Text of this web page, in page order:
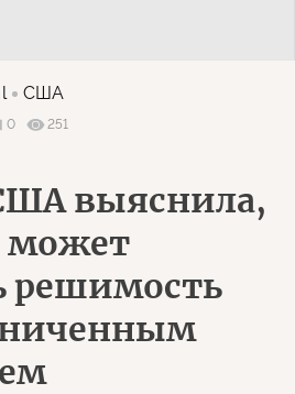
США
0
251
выяснила,
может
решимость